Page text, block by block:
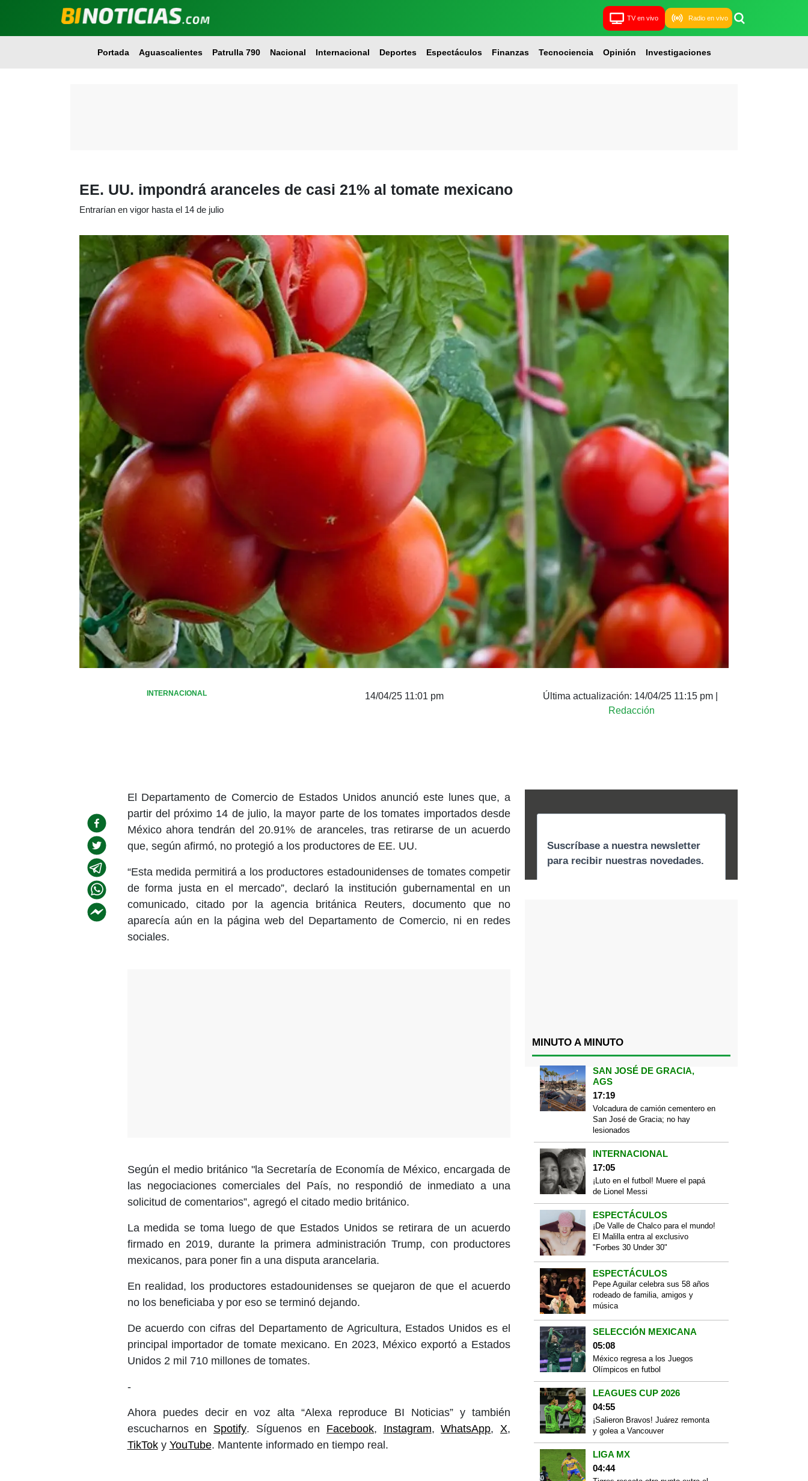
TV en vivo Radio en vivo
Portada Aguascalientes Patrulla 790 Nacional Internacional Deportes Espectáculos Finanzas Tecnociencia Opinión Investigaciones
EE. UU. impondrá aranceles de casi 21% al tomate mexicano
Entrarían en vigor hasta el 14 de julio
INTERNACIONAL 14/04/25 11:01 pm Última actualización: 14/04/25 11:15 pm|
Redacción
El Departamento de Comercio de Estados Unidos anunció este lunes que, a
partir del próximo 14 de julio, la mayor parte de los tomates importados desde
México ahora tendrán del 20.91% de aranceles, tras retirarse de un acuerdo
que, según afirmó, no protegió a los productores de EE. UU.
“Esta medida permitirá a los productores estadounidenses de tomates competir
de forma justa en el mercado”, declaró la institución gubernamental en un
comunicado, citado por la agencia británica Reuters, documento que no
aparecía aún en la página web del Departamento de Comercio, ni en redes
sociales.
Según el medio británico "la Secretaría de Economía de México, encargada de
las negociaciones comerciales del País, no respondió de inmediato a una
solicitud de comentarios”, agregó el citado medio británico.
La medida se toma luego de que Estados Unidos se retirara de un acuerdo
firmado en 2019, durante la primera administración Trump, con productores
mexicanos, para poner fin a una disputa arancelaria.
En realidad, los productores estadounidenses se quejaron de que el acuerdo
no los beneficiaba y por eso se terminó dejando.
De acuerdo con cifras del Departamento de Agricultura, Estados Unidos es el
principal importador de tomate mexicano. En 2023, México exportó a Estados
Unidos 2 mil 710 millones de tomates.
-
Ahora puedes decir en voz alta “Alexa reproduce BI Noticias” y también
escucharnos en Spotify. Síguenos en Facebook, Instagram,WhatsApp, X,
TikToky YouTube. Mantente informado en tiempo real.
MINUTO A MINUTO
SAN JOSÉ DE GRACIA,
AGS
17:19
Volcadura de camión cementero en
San José de Gracia; no hay
lesionados
INTERNACIONAL
17:05
¡Luto en el futbol! Muere el papá
de Lionel Messi
ESPECTÁCULOS
¡De Valle de Chalco para el mundo!
El Malilla entra al exclusivo
"Forbes 30 Under 30"
ESPECTÁCULOS
Pepe Aguilar celebra sus 58 años
rodeado de familia, amigos y
música
SELECCIÓN MEXICANA
05:08
México regresa a los Juegos
Olímpicos en futbol
LEAGUES CUP 2026
04:55
¡Salieron Bravos! Juárez remonta
y golea a Vancouver
LIGA MX
04:44